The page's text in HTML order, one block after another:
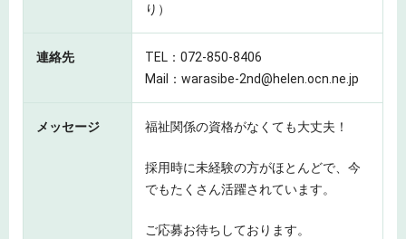
り）
連絡先
TEL：072-850-8406
Mail：warasibe-2nd@helen.ocn.ne.jp
メッセージ 福祉関係の資格がなくても大丈夫！
採用時に未経験の方がほとんどで、今
でもたくさん活躍されています。
ご応募お待ちしております。